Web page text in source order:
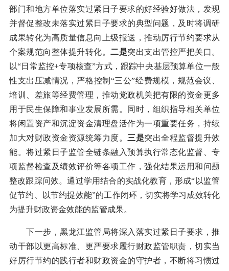
部门和地方单位落实过紧日子要求的好经验好做法，发现
并督促整改未落实过紧日子要求的典型问题，及时将调研
成果转化为高质量信息向上级报送，推动厉行节约要求从
个案规范向整体提升转化。 二是突出支出管控严把关口。
以“日常监控+专项核查”方式，跟踪中央基层预算单位一般
性支出压减情况，严格控制“三公”经费规模，规范会议、
培训、差旅等经费管理，推动党政机关把有限的资金更多
用于民生保障和事业发展所需。同时，组织指导相关单位
将闲置资产和沉淀资金清理盘活作为一项重要任务，持续
加大对财政资金资源统筹力度。 三是突出全程监督提升效
能。将过紧日子监管全链条融入预算执行常态化监督、专
项监督检查及绩效评价等各项工作，强化结果运用和问题
整改跟踪问效。通过学用结合的实战化教育，形成“以监管
促节约、以节约提效能”的工作闭环，切实将学习成效转化
为提升财政资金效能的监管成果。
下一步，黑龙江监管局将深入落实过紧日子要求，推
动干部以更高标准、更严要求履行财政监管职责，切实当
好厉行节约的践行者和财政资金的守护者，不断将习惯过